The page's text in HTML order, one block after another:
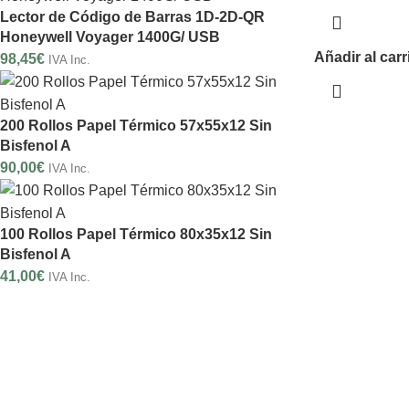
Lector de Código de Barras 1D-2D-QR
Honeywell Voyager 1400G/ USB
98,45€ IVA Inc.
200 Rollos Papel Térmico 57x55x12 Sin
Bisfenol A
90,00€ IVA Inc.
100 Rollos Papel Térmico 80x35x12 Sin
Bisfenol A
41,00€ IVA Inc.
Añadir al